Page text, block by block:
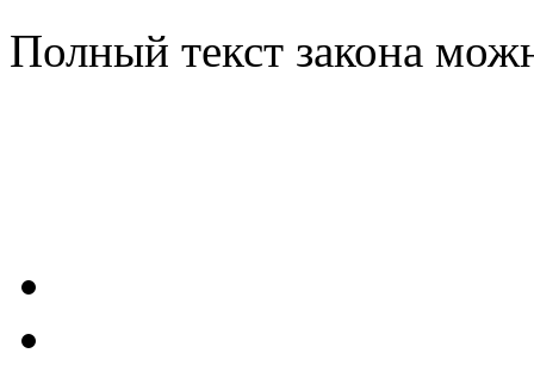
Полный текст закона